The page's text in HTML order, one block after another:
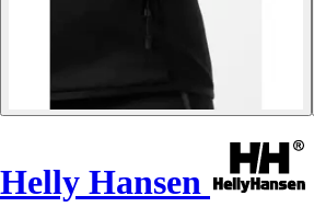
Helly Hansen